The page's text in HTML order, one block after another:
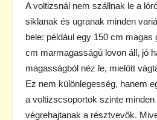
A voltizsnál nem szállnak le a
siklanak és ugranak minden
bele: például egy 150 cm magas
cm marmagasságú lovon áll, jó
magasságból néz le, mielőtt
Ez nem különlegesség, hanem
a voltizscsoportok szinte
végrehajtanak a résztvevők.